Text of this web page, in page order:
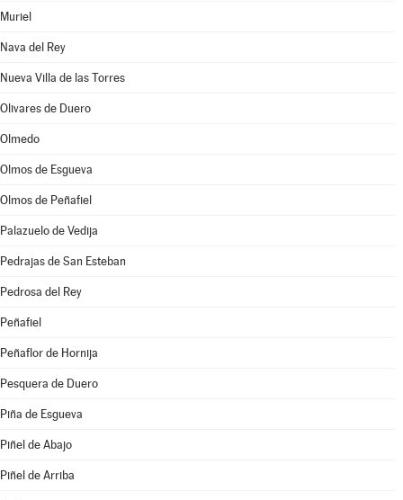
Muriel
Nava del Rey
Nueva Villa de las Torres
Olivares de Duero
Olmedo
Olmos de Esgueva
Olmos de Peñafiel
Palazuelo de Vedija
Pedrajas de San Esteban
Pedrosa del Rey
Peñafiel
Peñaflor de Hornija
Pesquera de Duero
Piña de Esgueva
Piñel de Abajo
Piñel de Arriba